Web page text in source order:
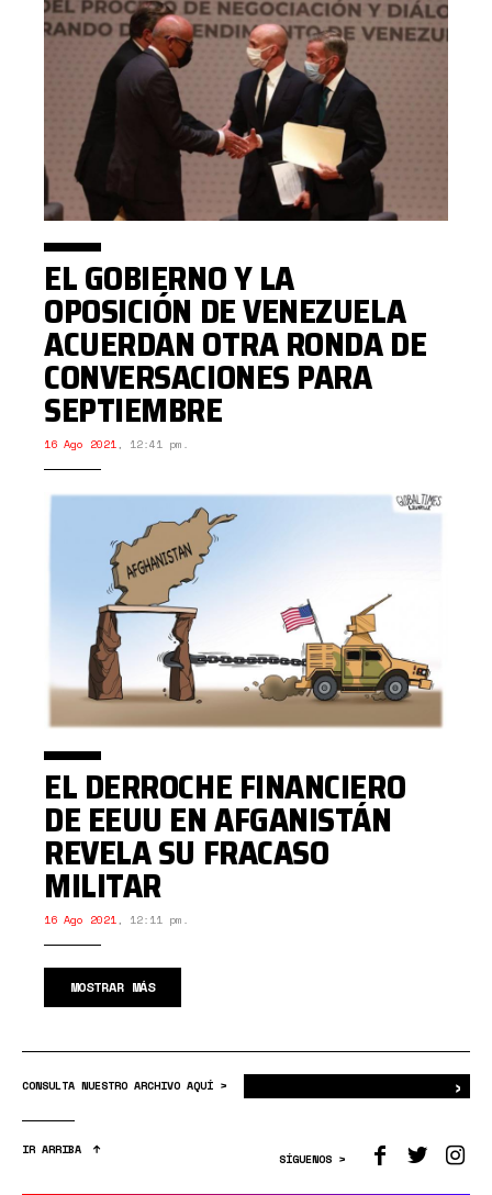
EL GOBIERNO Y LA
OPOSICIÓN DE VENEZUELA
ACUERDAN OTRA RONDA DE
CONVERSACIONES PARA
SEPTIEMBRE
16 Ago 2021, 12:41 pm.
EL DERROCHE FINANCIERO
DE EEUU EN AFGANISTÁN
REVELA SU FRACASO
MILITAR
16 Ago 2021, 12:11 pm.
MOSTRAR MÁS
CONSULTA NUESTRO ARCHIVO AQUÍ > ›
IR ARRIBA
SÍGUENOS >